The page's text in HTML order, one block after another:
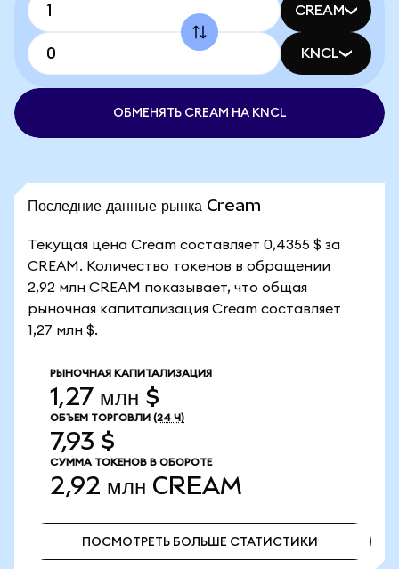
CREAM
KNCL
ОБМЕНЯТЬ CREAM НА KNCL
Последние данные рынка Cream
Текущая цена Cream составляет 0,4355 $ за
CREAM. Количество токенов в обращении
2,92 млн CREAM показывает, что общая
рыночная капитализация Cream составляет
1,27 млн $.
РЫНОЧНАЯ КАПИТАЛИЗАЦИЯ
1,27 млн $
ОБЪЕМ ТОРГОВЛИ (24 Ч)
7,93 $
СУММА ТОКЕНОВ В ОБОРОТЕ
2,92 млн CREAM
ПОСМОТРЕТЬ БОЛЬШЕ СТАТИСТИКИ